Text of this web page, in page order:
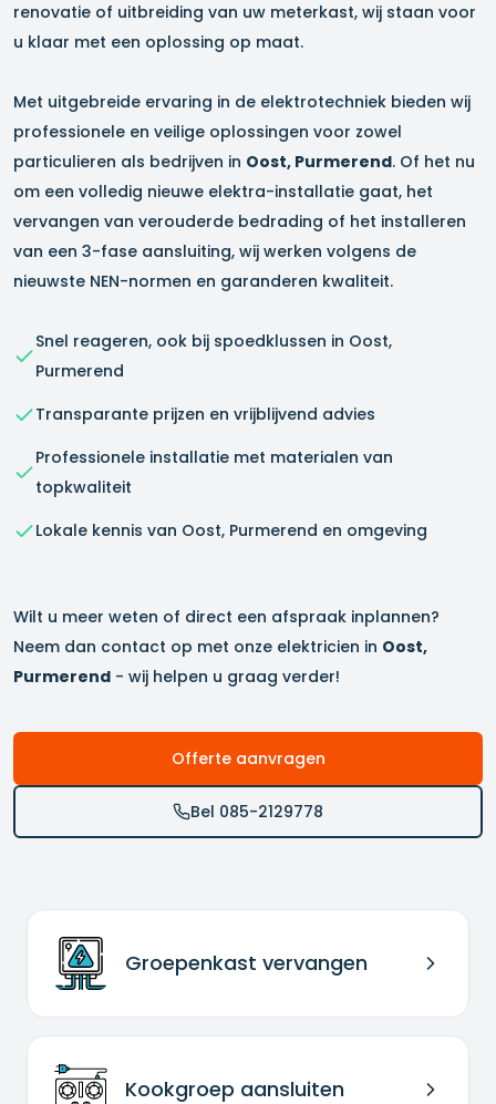
renovatie of uitbreiding van uw meterkast, wij staan voor
u klaar met een oplossing op maat.
Met uitgebreide ervaring in de elektrotechniek bieden wij
professionele en veilige oplossingen voor zowel
particulieren als bedrijven in Oost, Purmerend. Of het nu
om een volledig nieuwe elektra-installatie gaat, het
vervangen van verouderde bedrading of het installeren
van een 3-fase aansluiting, wij werken volgens de
nieuwste NEN-normen en garanderen kwaliteit.
Snel reageren, ook bij spoedklussen in Oost,
Purmerend
Transparante prijzen en vrijblijvend advies
Professionele installatie met materialen van
topkwaliteit
Lokale kennis van Oost, Purmerend en omgeving
Wilt u meer weten of direct een afspraak inplannen?
Neem dan contact op met onze elektricien in Oost,
Purmerend - wij helpen u graag verder!
Offerte aanvragen
Bel 085-2129778
Groepenkast vervangen
Kookgroep aansluiten